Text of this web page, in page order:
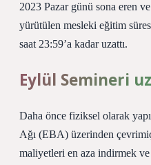
2023 Pazar günü sona eren
yürütülen mesleki eğitim
saat 23:59’a kadar uzattı.
Eylül Semineri
Daha önce fiziksel olarak
Ağı (EBA) üzerinden
maliyetleri en aza indirmek